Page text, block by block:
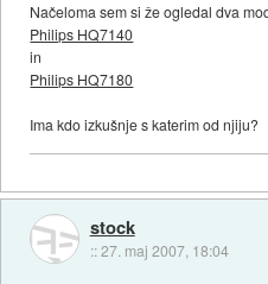
Načeloma sem si že ogledal dva
Philips HQ7140
in
Philips HQ7180
Ima kdo izkušnje s katerim od njiju?
stock
::27. maj 2007, 18:04